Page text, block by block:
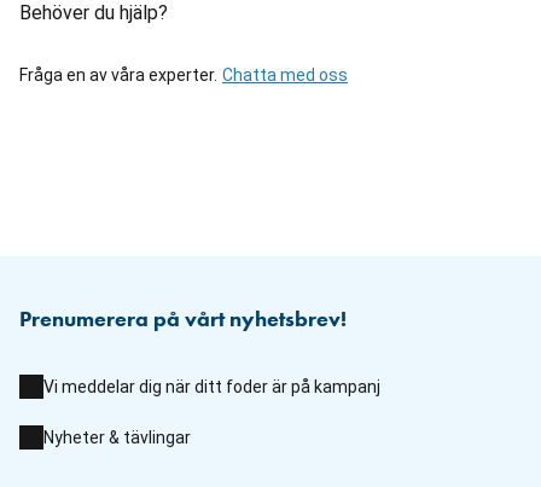
Behöver du hjälp?
Fråga en av våra experter. Chatta med oss
Prenumerera på vårt nyhetsbrev!
Vi meddelar dig när ditt foder är på kampanj
Nyheter & tävlingar